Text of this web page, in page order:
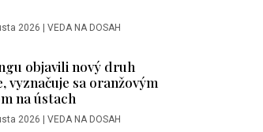
2026 | VEDA NA DOSAH
objavili nový druh
vyznačuje sa oranžovým
na ústach
2026 | VEDA NA DOSAH